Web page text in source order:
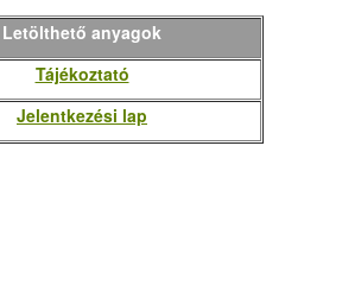
Letölthető anyagok
Tájékoztató
Jelentkezési lap